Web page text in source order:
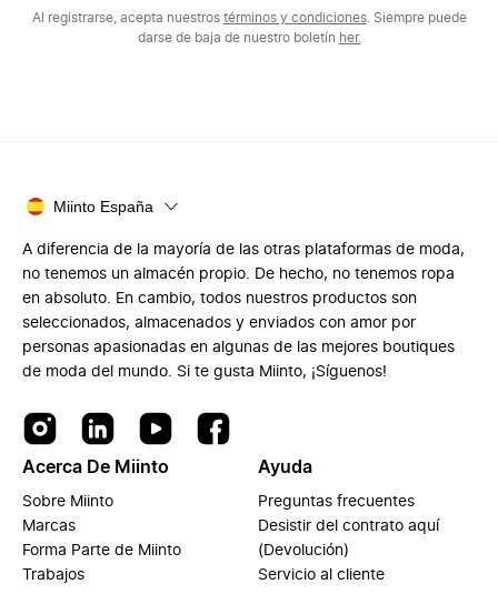
Al registrarse, acepta nuestros términos y condiciones. Siempre puede
darse de baja de nuestro boletín her.
Miinto España
A diferencia de la mayoría de las otras plataformas de moda,
no tenemos un almacén propio. De hecho, no tenemos ropa
en absoluto. En cambio, todos nuestros productos son
seleccionados, almacenados y enviados con amor por
personas apasionadas en algunas de las mejores boutiques
de moda del mundo. Si te gusta Miinto, ¡Síguenos!
Acerca De Miinto
Sobre Miinto
Marcas
Forma Parte de Miinto
Trabajos
Ayuda
Preguntas frecuentes
Desistir del contrato aquí
(Devolución)
Servicio al cliente